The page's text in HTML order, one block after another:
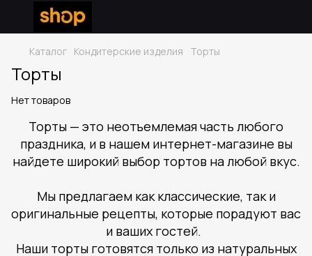
Каталог Кондитерские изделия Торты
Торты
Нет товаров
Торты — это неотъемлемая часть любого
праздника, и в нашем интернет-магазине вы
найдете широкий выбор тортов на любой вкус.
Мы предлагаем как классические, так и
оригинальные рецепты, которые порадуют вас
и ваших гостей.
Наши торты готовятся только из натуральных